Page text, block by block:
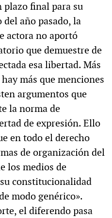
plazo final para su
año pasado, la
actora no aportó
que demuestre de
esa libertad. Más
más que menciones
argumentos que
la norma de
de expresión. Ello
en todo el derecho
de organización del
los medios de
constitucionalidad
modo genérico».
el diferendo pasa